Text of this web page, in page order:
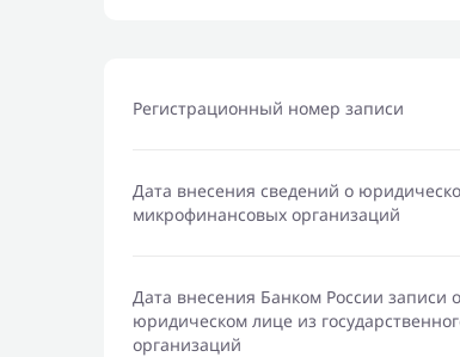
Регистрационный номер записи
Дата внесения сведений о
микрофинансовых организаций
Дата внесения Банком России записи
юридическом лице из
организаций